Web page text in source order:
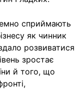
сприймають
як чинник
розвиватися
зростає
й того, що